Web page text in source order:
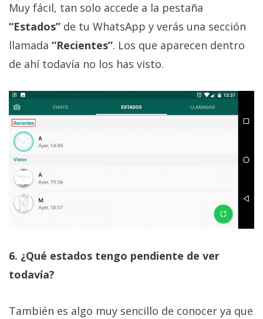
Muy fácil, tan solo accede a la pestaña
“Estados” de tu WhatsApp y verás una sección
llamada “Recientes”. Los que aparecen dentro
de ahí todavía no los has visto.
6. ¿Qué estados tengo pendiente de ver
todavía?
También es algo muy sencillo de conocer ya que